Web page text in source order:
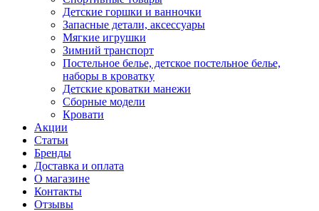
Детские горшки и ванночки
Запасные детали, аксессуары
Мягкие игрушки
Зимний транспорт
Постельное белье, детское постельное белье,
наборы в кроватку
Детские кроватки манежи
Сборные модели
Кровати
Акции
Статьи
Бренды
Доставка и оплата
О магазине
Контакты
Отзывы